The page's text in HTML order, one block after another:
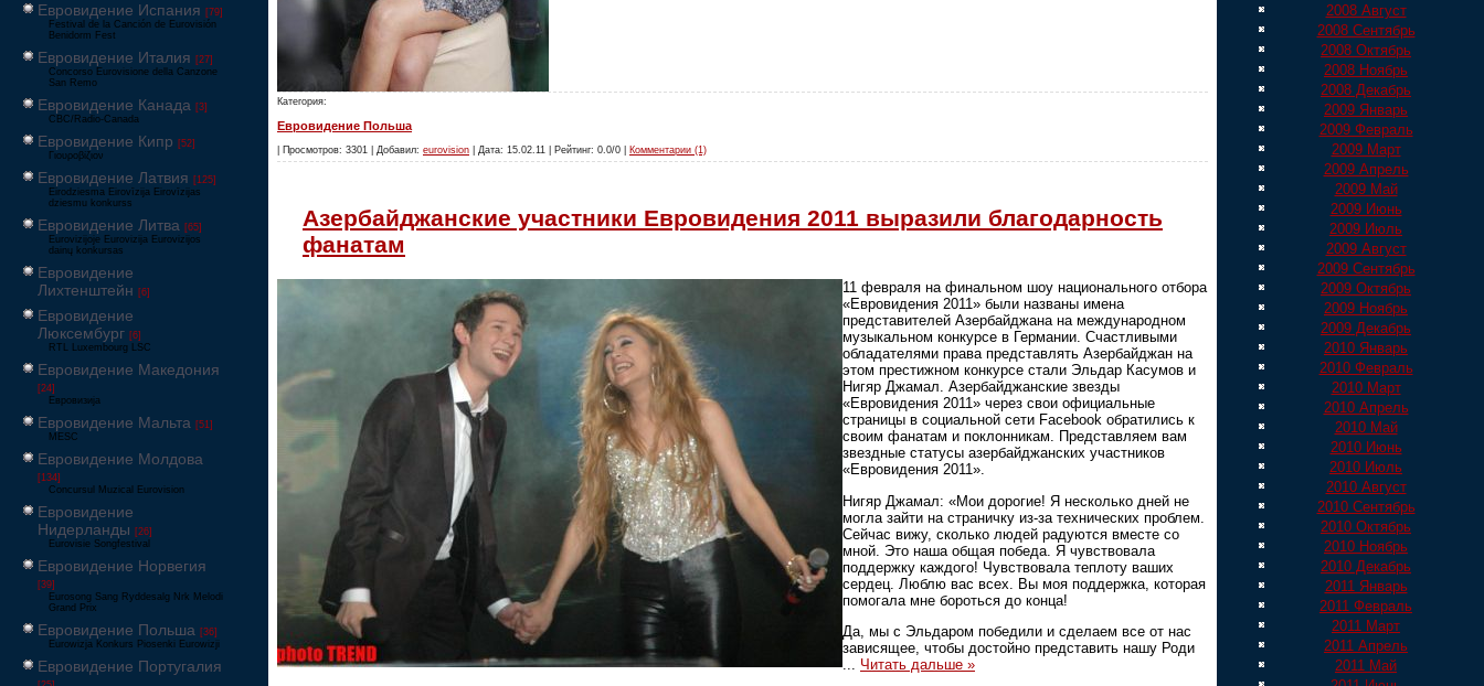
Евровидение Испания [79]
Festival de la Canción de Eurovisión
Benidorm Fest
Евровидение Италия [27]
Concorso Eurovisione della Canzone
San Remo
Евровидение Канада [3]
CBC/Radio-Canada
Евровидение Кипр [52]
Γιουροβίζιον
Евровидение Латвия [125]
Eirodziesma Eirovīzija Eirovīzijas
dziesmu konkurss
Евровидение Литва [65]
Eurovizijoje Eurovizija Eurovizijos
dainų konkursas
Евровидение
Лихтенштейн [6]
Евровидение
Люксембург [6]
RTL Luxembourg LSC
Евровидение Македония
[24]
Евровизија
Евровидение Мальта [51]
MESC
Евровидение Молдова
[134]
Concursul Muzical Eurovision
Евровидение
Нидерланды [26]
Eurovisie Songfestival
Евровидение Норвегия
[39]
Eurosong Sang Ryddesalg Nrk Melodi
Grand Prix
Евровидение Польша [36]
Eurowizja Konkurs Piosenki Eurowizji
Евровидение Португалия
Категория:
Евровидение Польша
| Просмотров: 3301 | Добавил: eurovision | Дата: 15.02.11 | Рейтинг: 0.0/0 | Комментарии (1)
Азербайджанские участники Евровидения 2011 выразили благодарность
фанатам
11 февраля на финальном шоу национального отбора
«Евровидения 2011» были названы имена
представителей Азербайджана на международном
музыкальном конкурсе в Германии. Счастливыми
обладателями права представлять Азербайджан на
этом престижном конкурсе стали Эльдар Касумов и
Нигяр Джамал. Азербайджанские звезды
«Евровидения 2011» через свои официальные
страницы в социальной сети Facebook обратились к
своим фанатам и поклонникам. Представляем вам
звездные статусы азербайджанских участников
«Евровидения 2011».
Нигяр Джамал: «Мои дорогие! Я несколько дней не
могла зайти на страничку из-за технических проблем.
Сейчас вижу, сколько людей радуются вместе со
мной. Это наша общая победа. Я чувствовала
поддержку каждого! Чувствовала теплоту ваших
сердец. Люблю вас всех. Вы моя поддержка, которая
помогала мне бороться до конца!
Да, мы с Эльдаром победили и сделаем все от нас
зависящее, чтобы достойно представить нашу Роди
Читать дальше »
2008 Август
2008 Сентябрь
2008 Октябрь
2008 Ноябрь
2008 Декабрь
2009 Январь
2009 Февраль
2009 Март
2009 Апрель
2009 Май
2009 Июнь
2009 Июль
2009 Август
2009 Сентябрь
2009 Октябрь
2009 Ноябрь
2009 Декабрь
2010 Январь
2010 Февраль
2010 Март
2010 Апрель
2010 Май
2010 Июнь
2010 Июль
2010 Август
2010 Сентябрь
2010 Октябрь
2010 Ноябрь
2010 Декабрь
2011 Январь
2011 Февраль
2011 Март
2011 Апрель
2011 Май